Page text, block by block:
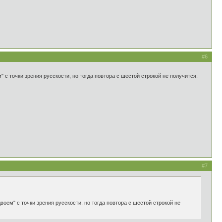
#6
зрения русскости, но тогда повтора с шестой строкой не получится.
#7
с точки зрения русскости, но тогда повтора с шестой строкой не